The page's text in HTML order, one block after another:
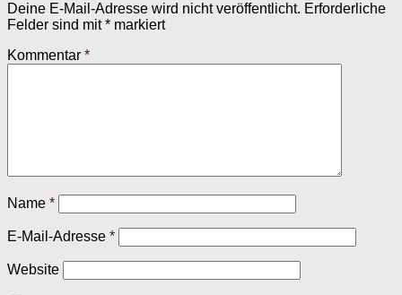
Deine E-Mail-Adresse wird nicht veröffentlicht. Erforderliche
Felder sind mit* markiert
Kommentar *
Name *
E-Mail-Adresse *
Website